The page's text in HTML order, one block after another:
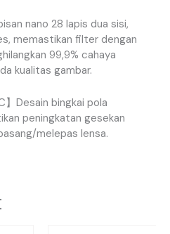
nano 28 lapis dua sisi,
, memastikan filter dengan
99,9% cahaya
kualitas gambar.
】 Desain bingkai pola
peningkatan gesekan
/melepas lensa.